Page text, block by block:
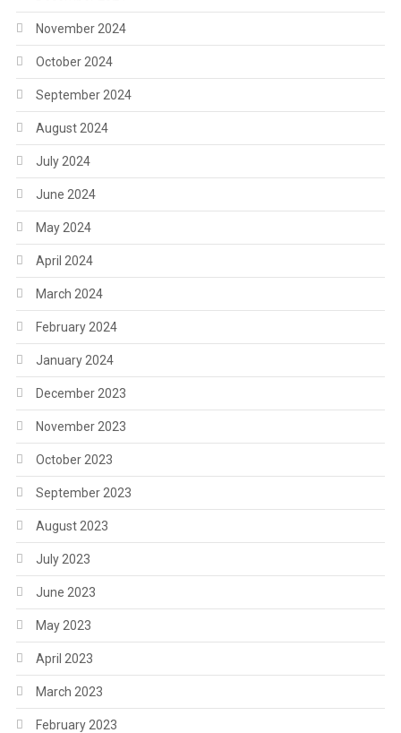
November 2024
October 2024
September 2024
August 2024
July 2024
June 2024
May 2024
April 2024
March 2024
February 2024
January 2024
December 2023
November 2023
October 2023
September 2023
August 2023
July 2023
June 2023
May 2023
April 2023
March 2023
February 2023